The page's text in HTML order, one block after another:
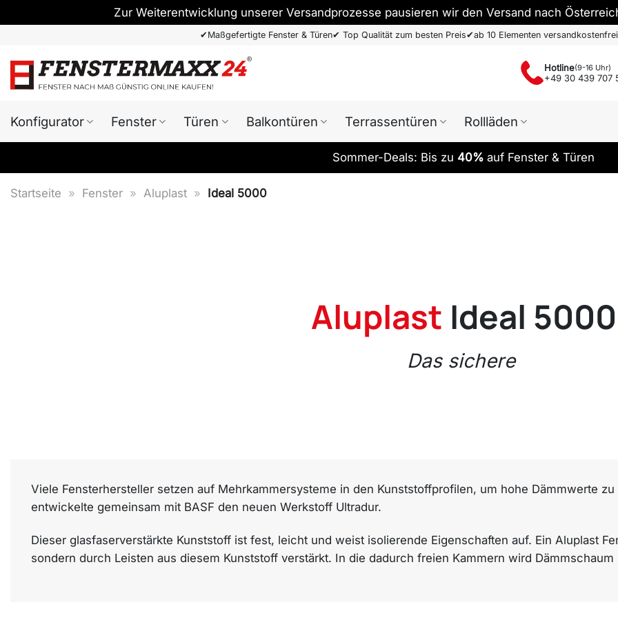
Zur Weiterentwicklung unserer Versandprozesse pausieren wir den Versand nach
springen
✔Maßgefertigte Fenster & Türen✔ Top Qualität zum besten Preis✔ab 10 Elementen versandkostenfrei
Hotline(9-16 Uhr)
+49 30 439 707
Konfigurator Fenster Türen Balkontüren Terrassentüren Rollläden
Sommer-Deals: Bis zu 40% auf Fenster & Türen
Startseite » Fenster » Aluplast » Ideal 5000
Aluplast Ideal 5000
Das sichere
Viele Fensterhersteller setzen auf Mehrkammersysteme in den Kunststoffprofilen, um hohe Dämmwerte
entwickelte gemeinsam mit BASF den neuen Werkstoff Ultradur.
Dieser glasfaserverstärkte Kunststoff ist fest, leicht und weist isolierende Eigenschaften auf. Ein Aluplast
sondern durch Leisten aus diesem Kunststoff verstärkt. In die dadurch freien Kammern wird